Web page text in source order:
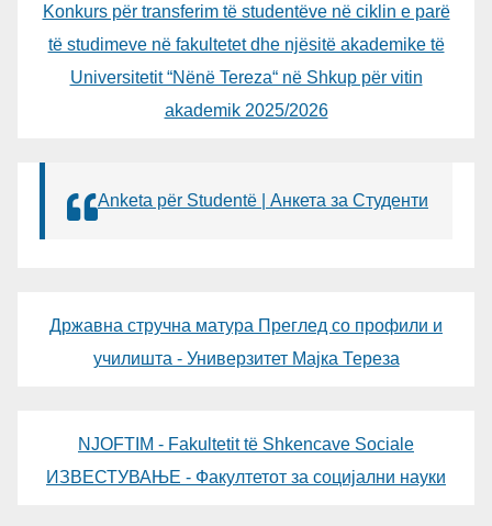
Konkurs për transferim të studentëve në ciklin e parë
të studimeve në fakultetet dhe njësitë akademike të
Universitetit “Nënë Tereza“ në Shkup për vitin
akademik 2025/2026
Anketa për Studentë | Анкета за Студенти
Државна стручна матура Преглед со профили и
училишта - Универзитет Мајка Тереза
NJOFTIM - Fakultetit të Shkencave Sociale
ИЗВЕСТУВАЊЕ - Факултетот за социјални науки